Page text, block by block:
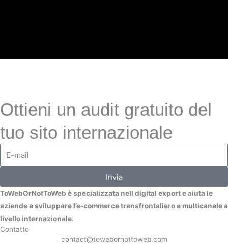
Ottieni un audit gratuito del
tuo sito internazionale
Invia
ToWebOrNotToWeb è specializzata nell digital export e aiuta le
aziende a sviluppare l’e-commerce transfrontaliero e multicanale a
livello internazionale.
Contatto
contact@towebornottoweb.com